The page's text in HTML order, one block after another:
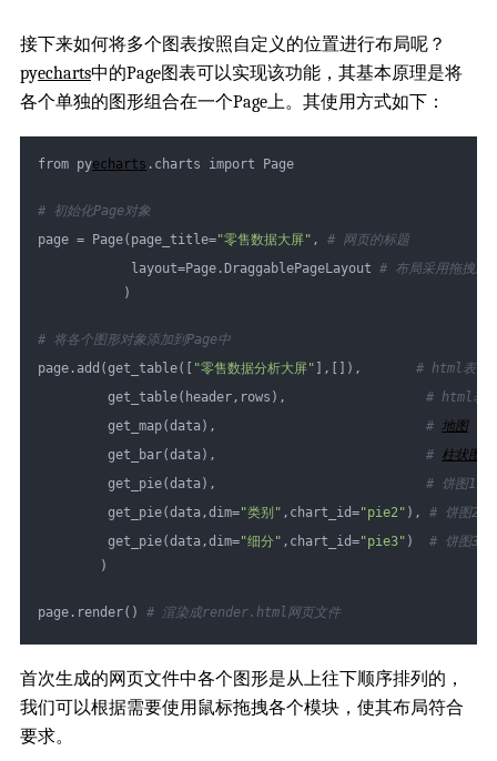
接下来如何将多个图表按照自定义的位置进行布局呢？
pyecharts中的Page图表可以实现该功能，其基本原理是将
各个单独的图形组合在一个Page上。其使用方式如下：
from pyecharts .charts import Page
# 初始化Page对象
page = Page(page_title="零售数据大屏" , # 网页的标题
layout=Page.DraggablePageLayout # 布局采用拖拽式
)
# 将各个图形对象添加到Page中
page.add(get_table([ "零售数据分析大屏" ],[]), # html表
get_table(header,rows), # html表
get_map(data), # 地图
get_bar(data), # 柱状图
get_pie(data), # 饼图1
get_pie(data,dim="类别" ,chart_id="pie2" ), # 饼图2
get_pie(data,dim="细分" ,chart_id="pie3" ) # 饼图3
)
page.render() # 渲染成render.html网页文件
首次生成的网页文件中各个图形是从上往下顺序排列的，
我们可以根据需要使用鼠标拖拽各个模块，使其布局符合
要求。